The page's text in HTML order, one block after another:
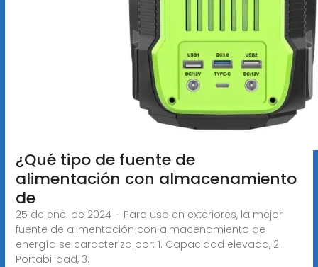
¿Qué tipo de fuente de
alimentación con almacenamiento
de
25 de ene. de 2024 · Para uso en exteriores, la mejor
fuente de alimentación con almacenamiento de
energía se caracteriza por: 1. Capacidad elevada, 2.
Portabilidad, 3.